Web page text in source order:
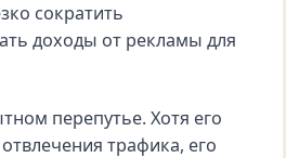
сократить
доходы от рекламы для
перепутье. Хотя его
трафика, его